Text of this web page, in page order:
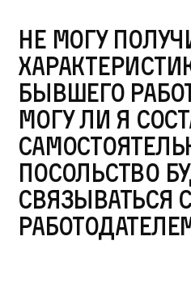
Не могу
бывшего
могу ли я
посольство
связываться